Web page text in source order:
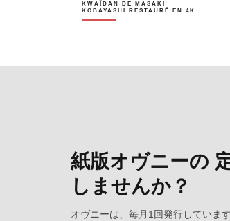
KWAÏDAN DE MASAKI
KOBAYASHI RESTAURÉ EN 4K
紙版オヴニーの
しませんか？
オヴニーは、毎月1回発行していま